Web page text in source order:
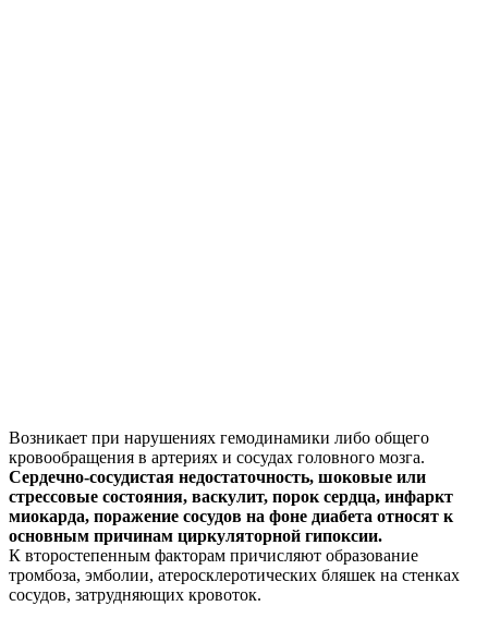
Возникает при нарушениях гемодинамики либо общего
кровообращения в артериях и сосудах головного мозга.
Сердечно-сосудистая недостаточность, шоковые или
стрессовые состояния, васкулит, порок сердца, инфаркт
миокарда, поражение сосудов на фоне диабета относят к
основным причинам циркуляторной гипоксии.
К второстепенным факторам причисляют образование
тромбоза, эмболии, атеросклеротических бляшек на стенках
сосудов, затрудняющих кровоток.